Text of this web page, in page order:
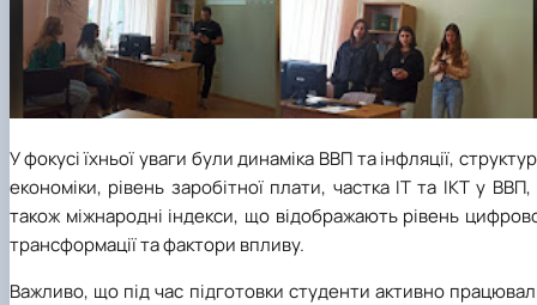
У фокусі їхньої уваги були динаміка ВВП та інфляції,
економіки, рівень заробітної плати, частка ІТ та ІКТ у ВВП,
також міжнародні індекси, що відображають рівень
трансформації та фактори впливу.
Важливо, що під час підготовки студенти активно